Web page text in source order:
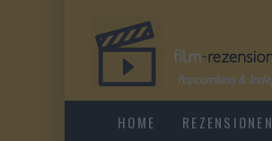
HOME REZENSIONEN